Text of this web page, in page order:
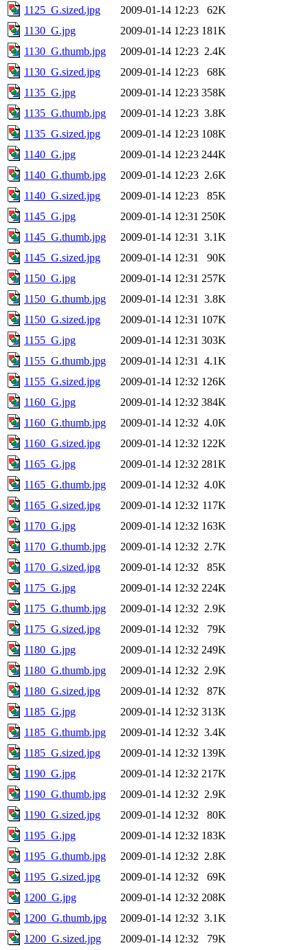
1125_G.sized.jpg
2009-01-14 12:23
62K
1130_G.jpg
2009-01-14 12:23 181K
1130_G.thumb.jpg
2009-01-14 12:23 2.4K
1130_G.sized.jpg
2009-01-14 12:23
68K
1135_G.jpg
2009-01-14 12:23 358K
1135_G.thumb.jpg
2009-01-14 12:23 3.8K
1135_G.sized.jpg
2009-01-14 12:23 108K
1140_G.jpg
2009-01-14 12:23 244K
1140_G.thumb.jpg
2009-01-14 12:23 2.6K
1140_G.sized.jpg
2009-01-14 12:23
85K
1145_G.jpg
2009-01-14 12:31 250K
1145_G.thumb.jpg
2009-01-14 12:31
3.1K
1145_G.sized.jpg
2009-01-14 12:31
90K
1150_G.jpg
2009-01-14 12:31 257K
1150_G.thumb.jpg
2009-01-14 12:31
3.8K
1150_G.sized.jpg
2009-01-14 12:31 107K
1155_G.jpg
2009-01-14 12:31 303K
1155_G.thumb.jpg
2009-01-14 12:31
4.1K
1155_G.sized.jpg
2009-01-14 12:32 126K
1160_G.jpg
2009-01-14 12:32 384K
1160_G.thumb.jpg
2009-01-14 12:32 4.0K
1160_G.sized.jpg
2009-01-14 12:32 122K
1165_G.jpg
2009-01-14 12:32 281K
1165_G.thumb.jpg
2009-01-14 12:32 4.0K
1165_G.sized.jpg
2009-01-14 12:32 117K
1170_G.jpg
2009-01-14 12:32 163K
1170_G.thumb.jpg
2009-01-14 12:32 2.7K
1170_G.sized.jpg
2009-01-14 12:32
85K
1175_G.jpg
2009-01-14 12:32 224K
1175_G.thumb.jpg
2009-01-14 12:32 2.9K
1175_G.sized.jpg
2009-01-14 12:32
79K
1180_G.jpg
2009-01-14 12:32 249K
1180_G.thumb.jpg
2009-01-14 12:32 2.9K
1180_G.sized.jpg
2009-01-14 12:32
87K
1185_G.jpg
2009-01-14 12:32 313K
1185_G.thumb.jpg
2009-01-14 12:32 3.4K
1185_G.sized.jpg
2009-01-14 12:32 139K
1190_G.jpg
2009-01-14 12:32 217K
1190_G.thumb.jpg
2009-01-14 12:32 2.9K
1190_G.sized.jpg
2009-01-14 12:32
80K
1195_G.jpg
2009-01-14 12:32 183K
1195_G.thumb.jpg
2009-01-14 12:32 2.8K
1195_G.sized.jpg
2009-01-14 12:32
69K
1200_G.jpg
2009-01-14 12:32 208K
1200_G.thumb.jpg
2009-01-14 12:32 3.1K
1200_G.sized.jpg
2009-01-14 12:32 79K